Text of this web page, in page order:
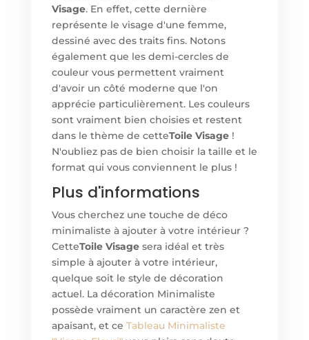
Visage. En effet, cette dernière
représente le visage d'une femme,
dessiné avec des traits fins. Notons
également que les demi-cercles de
couleur vous permettent vraiment
d'avoir un côté moderne que l'on
apprécie particulièrement. Les couleurs
sont vraiment bien choisies et restent
dans le thème de cetteToile Visage!
N'oubliez pas de bien choisir la taille et le
format qui vous conviennent le plus !
Plus d'informations
Vous cherchez une touche de déco
minimaliste à ajouter à votre intérieur ?
CetteToile Visagesera idéal et très
simple à ajouter à votre intérieur,
quelque soit le style de décoration
actuel. La décoration Minimaliste
possède vraiment un caractère zen et
apaisant, et ce Tableau Minimaliste